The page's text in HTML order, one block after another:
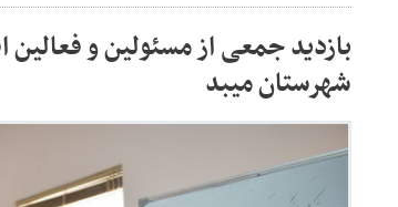
بازدید جمعی از مسئولین و
شهرستان میبد